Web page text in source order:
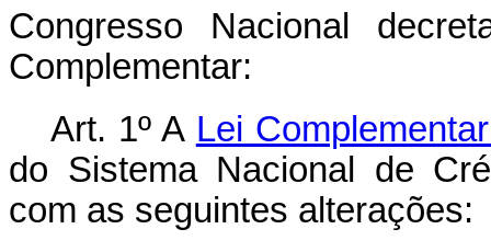
Congresso Nacional
Complementar:
Art. 1º A Lei
do Sistema Nacional de
com as seguintes alterações: